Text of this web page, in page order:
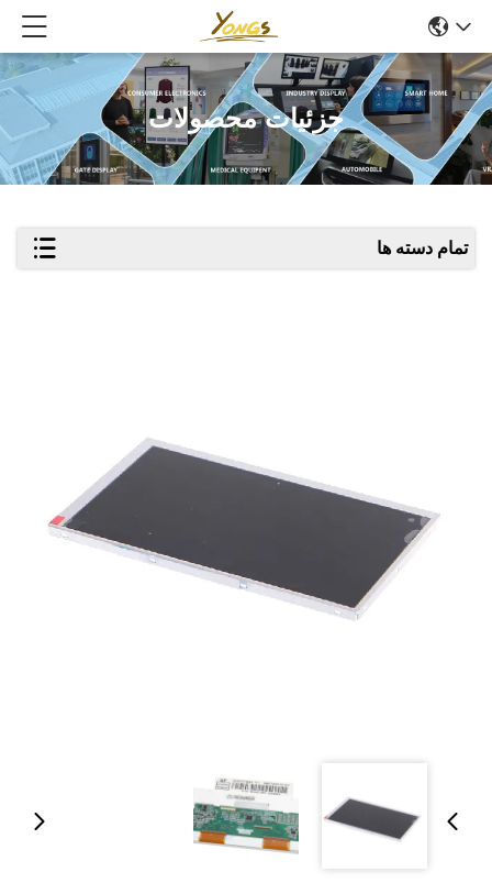
جزئیات محصولات
تمام دسته ها